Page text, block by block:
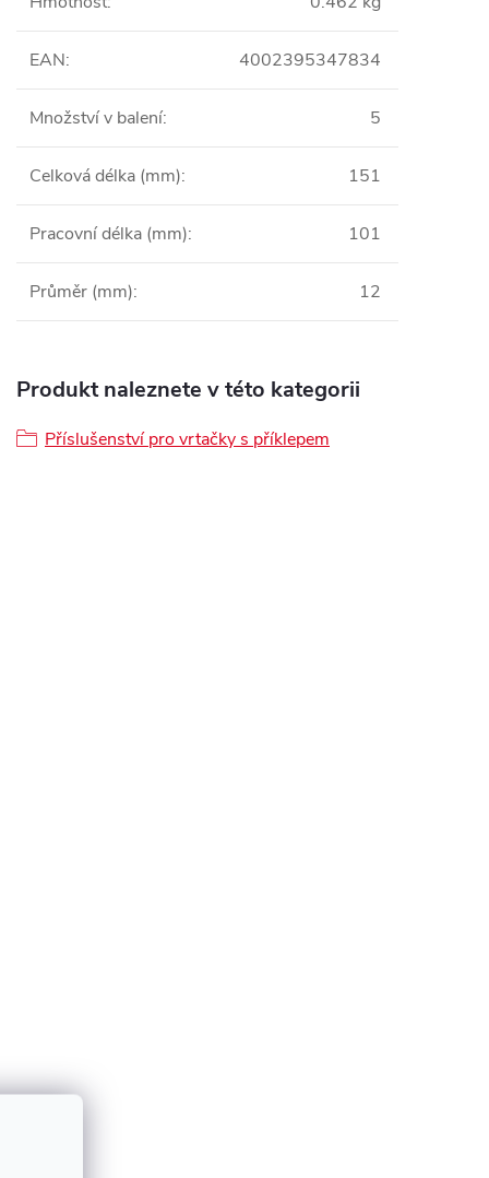
EAN: 4002395347834
Množství v balení: 5
Celková délka (mm): 151
Pracovní délka (mm): 101
Průměr (mm): 12
Produkt naleznete v této kategorii
Příslušenství pro vrtačky s příklepem